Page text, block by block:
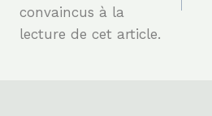
convaincus à la
lecture de cet article.